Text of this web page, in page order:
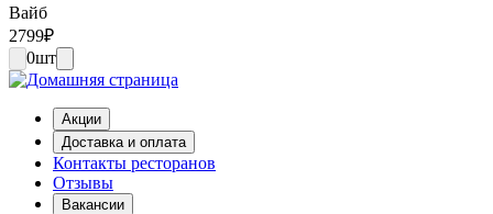
Вайб
2799₽
0шт
Акции
Доставка и оплата
Контакты ресторанов
Отзывы
Вакансии